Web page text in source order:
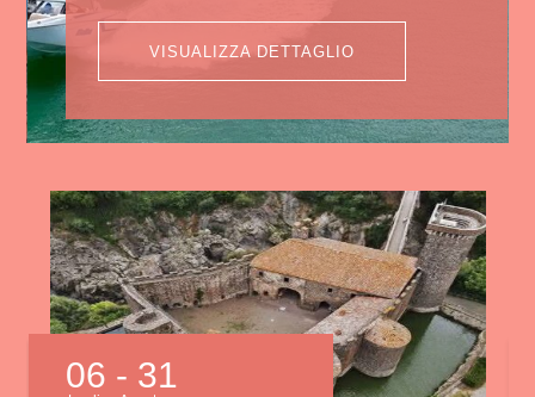
VISUALIZZA DETTAGLIO
06 - 31